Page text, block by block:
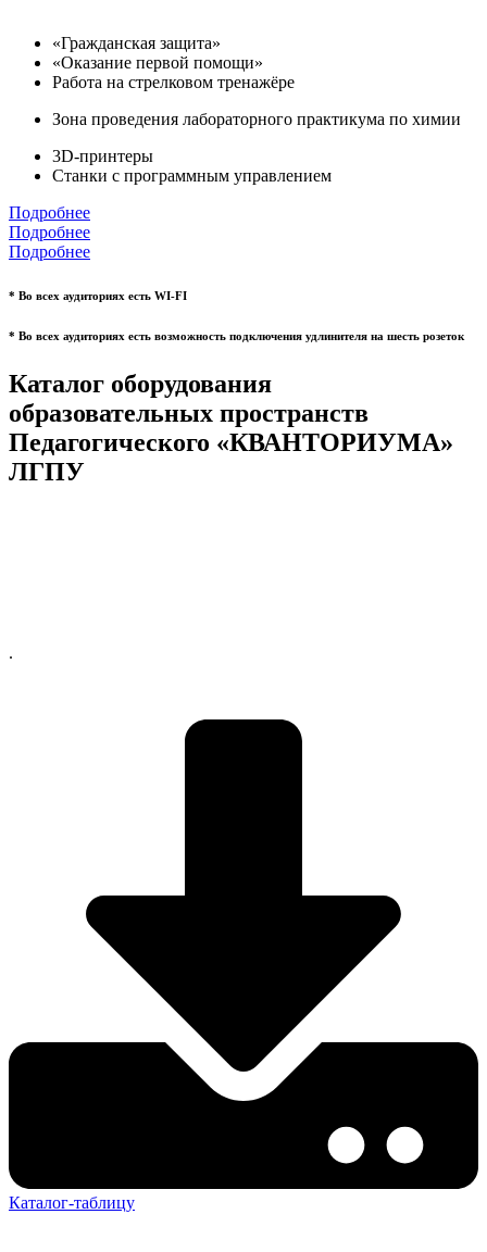
«Гражданская защита»
«Оказание первой помощи»
Работа на стрелковом тренажёре
Зона проведения лабораторного практикума по химии
3D-принтеры
Станки с программным управлением
Подробнее
Подробнее
Подробнее
* Во всех аудиториях есть WI-FI
* Во всех аудиториях есть возможность подключения удлинителя на шесть розеток
Каталог оборудования
образовательных пространств
Педагогического «КВАНТОРИУМА»
ЛГПУ
.
Каталог-таблицу